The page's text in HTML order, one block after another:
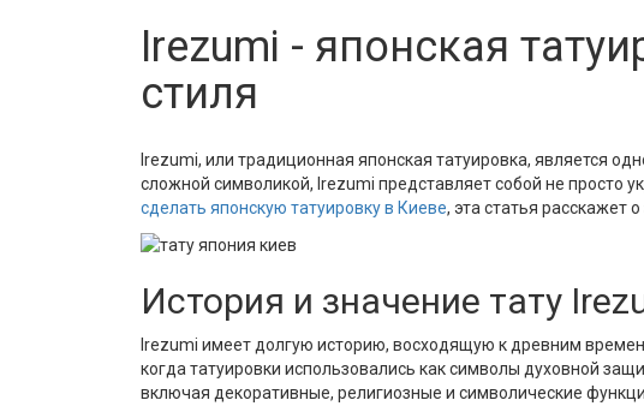
Irezumi - японская
стиля
Irezumi, или традиционная японская татуировка, является
сложной символикой, Irezumi представляет собой не просто
сделать японскую татуировку в Киеве, эта статья расскажет
История и значение тату
Irezumi имеет долгую историю, восходящую к древним
когда татуировки использовались как символы духовной
включая декоративные, религиозные и символические